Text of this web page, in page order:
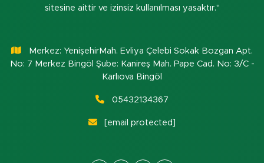
sitesine aittir ve izinsiz kullanılması yasaktır."
Merkez: YenişehirMah. Evliya Çelebi Sokak Bozgan Apt.
No: 7 Merkez Bingöl Şube: Kanireş Mah. Pape Cad. No: 3/C -
Karlıova Bingöl
05432134367
[email protected]